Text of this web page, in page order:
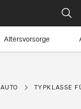
Altersvorsorge
AUTO TYPKLASSE